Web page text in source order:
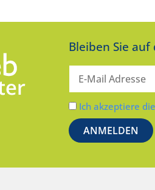
Bleiben Sie auf
Ich akzeptiere